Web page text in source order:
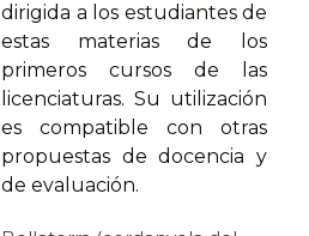
dirigida a los estudiantes de
estas materias de los
primeros cursos de las
licenciaturas. Su utilización
es compatible con otras
propuestas de docencia y
de evaluación.